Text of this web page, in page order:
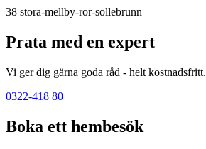
38 stora-mellby-ror-sollebrunn
Prata med en expert
Vi ger dig gärna goda råd - helt kostnadsfritt.
0322-418 80
Boka ett hembesök